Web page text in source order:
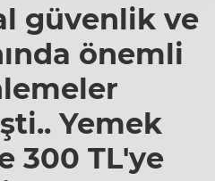
TL'ye
güvenlik ve
önemli
Yemek
300 TL'ye